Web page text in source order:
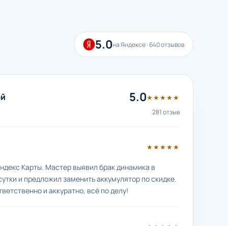
5.0на Яндексе · 640 отзывов
5.0★★★★★
281 отзыв
★★★★★
Карты. Мастер выявил брак динамика в
и предложил заменить аккумулятор по скидке.
и аккуратно, всё по делу!